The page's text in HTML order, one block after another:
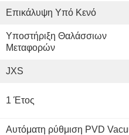
Επικάλυψη Υπό Κενό
Υποστήριξη Θαλάσσιων
Μεταφορών
JXS
1 Έτος
Αυτόματη ρύθμιση PVD